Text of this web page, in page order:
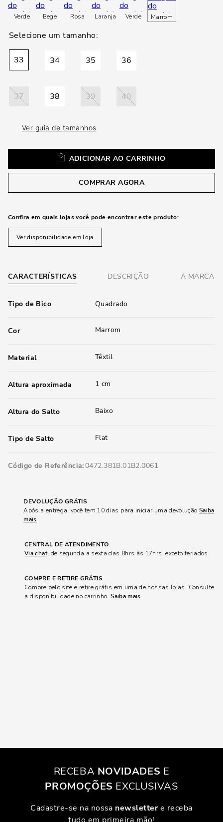
Verde Bege Rosa Laranja Verde Marrom
33 34 35 36
37 38 39 40
Ver guia de tamanhos
ADICIONAR AO CARRINHO
COMPRAR AGORA
Confira em quais lojas você pode encontrar este produto:
Ver disponibilidade em loja
CARACTERÍSTICAS DESCRIÇÃO A MARCA
Tipo de Bico Quadrado
Cor Marrom
Material Têxtil
Altura aproximada 1 cm
Altura do Salto Baixo
Tipo de Salto Flat
Código de Referência 0472.381B.01B2.0061
DEVOLUÇÃO GRÁTIS
Após a entrega, você tem 10 dias para iniciar uma devolução Saiba
mais
CENTRAL DE ATENDIMENTO
Via chat, de segunda a sexta das 8hrs às 17hrs, exceto feriados.
COMPRE E RETIRE GRÁTIS
Compre pelo site e retire grátis em uma de nossas lojas. Consulte
a disponibilidade no carrinho.Saiba mais
RECEBA NOVIDADES E
PROMOÇÕES EXCLUSIVAS
Cadastre-se na nossa newslettere receba